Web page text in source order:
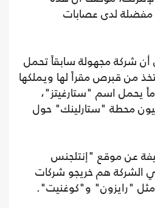
لدى عصابات
شركة مجهولة سابقاً تحمل
من قبرص مقراً لها ويملكها
يحمل اسم "ستارغيتز"،
محطة "ستارلينك" حول
عن موقع "إنتلجنس
الشركة هم خريجو شركات
مثل "رايزون" و"كوغنيت".